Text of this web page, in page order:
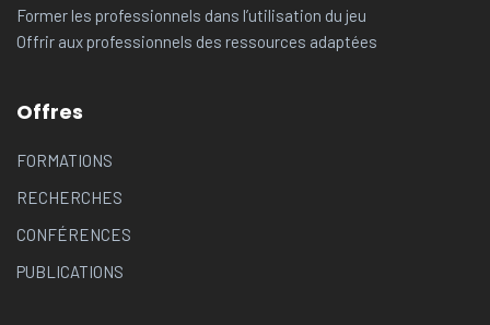
Former les professionnels dans l’utilisation du jeu
Offrir aux professionnels des ressources adaptées
Offres
FORMATIONS
RECHERCHES
CONFÉRENCES
PUBLICATIONS